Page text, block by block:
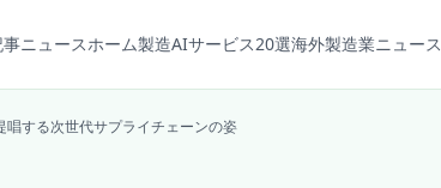
ニュースホーム製造AIサービス20選海外製造業ニュース
唱する次世代サプライチェーンの姿